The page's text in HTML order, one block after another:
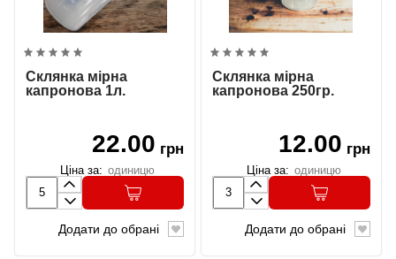
Склянка мірна
капронова 1л.
22.00 грн
Ціна за: одиницю
Додати до обрані
Склянка мірна
капронова 250гр.
12.00 грн
Ціна за: одиницю
Додати до обрані